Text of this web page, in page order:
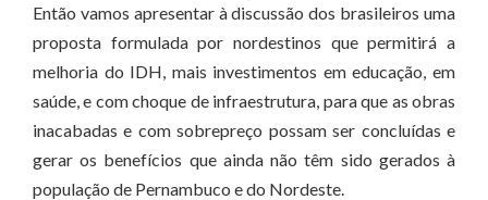
Então vamos apresentar à discussão dos brasileiros uma
proposta formulada por nordestinos que permitirá a
melhoria do IDH, mais investimentos em educação, em
saúde, e com choque de infraestrutura, para que as obras
inacabadas e com sobrepreço possam ser concluídas e
gerar os benefícios que ainda não têm sido gerados à
população de Pernambuco e do Nordeste.